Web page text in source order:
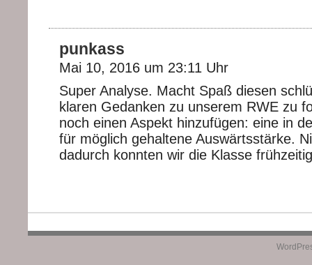
punkass
Mai 10, 2016 um 23:11 Uhr
Super Analyse. Macht Spaß diesen
klaren Gedanken zu unserem RWE zu
noch einen Aspekt hinzufügen: eine in
für möglich gehaltene Auswärtsstärke.
dadurch konnten wir die Klasse